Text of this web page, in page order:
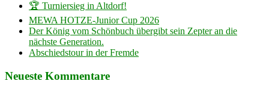
🏆 Turniersieg in Altdorf!
MEWA HOTZE-Junior Cup 2026
Der König vom Schönbuch übergibt sein Zepter an die
nächste Generation.
Abschiedstour in der Fremde
Neueste Kommentare